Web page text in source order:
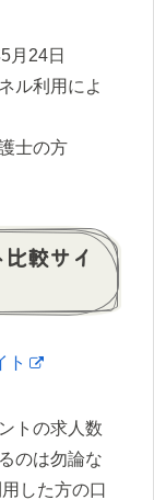
月24日
ル利用によ
士の方
較サイ
ト
トの求人数
のは勿論な
した方の口